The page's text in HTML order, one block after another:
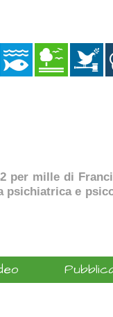
per mille di
psichiatrica e